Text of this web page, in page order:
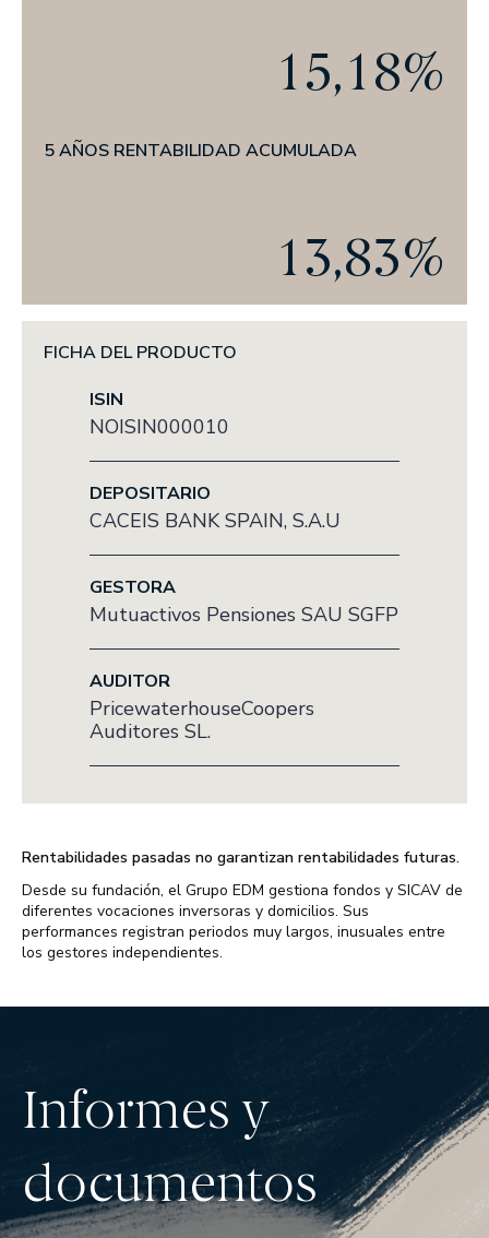
ANUNCIOS CORPORATIVOS
15,18%
5 AÑOS RENTABILIDAD ACUMULADA
13,83%
FICHA DEL PRODUCTO
ISIN
NOISIN000010
DEPOSITARIO
CACEIS BANK SPAIN, S.A.U
GESTORA
Mutuactivos Pensiones SAU SGFP
AUDITOR
PricewaterhouseCoopers
Auditores SL.
Rentabilidades pasadas no garantizan rentabilidades futuras.
Desde su fundación, el Grupo EDM gestiona fondos y SICAV de
diferentes vocaciones inversoras y domicilios. Sus
performances registran periodos muy largos, inusuales entre
los gestores independientes.
Informes y
documentos